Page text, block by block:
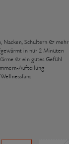
Nacken, Schultern & mehr
in nur 2 Minuten
& ein gutes Gefühl
Aufteilung